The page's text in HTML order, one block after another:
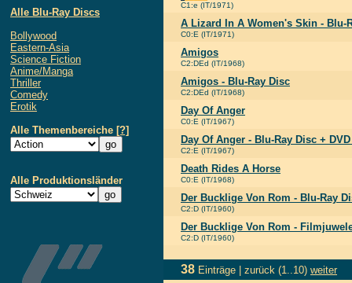
Alle Blu-Ray Discs
Bollywood
Eastern-Asia
Science Fiction
Anime/Manga
Thriller
Comedy
Erotik
Alle Themenbereiche [?]
Alle Produktionsländer
C1:e (IT/1971)
A Lizard In A Women's Skin - Blu-
C0:E (IT/1971)
Amigos
C2:DEd (IT/1968)
Amigos - Blu-Ray Disc
C2:DEd (IT/1968)
Day Of Anger
C0:E (IT/1967)
Day Of Anger - Blu-Ray Disc +
C2:E (IT/1967)
Death Rides A Horse
C0:E (IT/1968)
Der Bucklige Von Rom - Blu-Ray
C2:D (IT/1960)
Der Bucklige Von Rom -
C2:D (IT/1960)
38 Einträge | zurück (1..10) weiter